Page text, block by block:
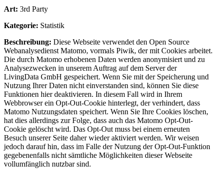
Art: 3rd Party
Kategorie: Statistik
Beschreibung: Diese Webseite verwendet den Open Source
Webanalysedienst Matomo, vormals Piwik, der mit Cookies arbeitet.
Die durch Matomo erhobenen Daten werden anonymisiert und zu
Analysezwecken in unserem Auftrag auf dem Server der
LivingData GmbH gespeichert. Wenn Sie mit der Speicherung und
Nutzung Ihrer Daten nicht einverstanden sind, können Sie diese
Funktionen hier deaktivieren. In diesem Fall wird in Ihrem
Webbrowser ein Opt-Out-Cookie hinterlegt, der verhindert, dass
Matomo Nutzungsdaten speichert. Wenn Sie Ihre Cookies löschen,
hat dies allerdings zur Folge, dass auch das Matomo Opt-Out-
Cookie gelöscht wird. Das Opt-Out muss bei einem erneuten
Besuch unserer Seite daher wieder aktiviert werden. Wir weisen
jedoch darauf hin, dass im Falle der Nutzung der Opt-Out-Funktion
gegebenenfalls nicht sämtliche Möglichkeiten dieser Webseite
vollumfänglich nutzbar sind.